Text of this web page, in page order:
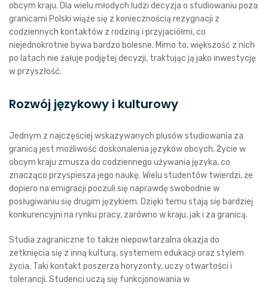
obcym kraju. Dla wielu młodych ludzi decyzja o studiowaniu poza
granicami Polski wiąże się z koniecznością rezygnacji z
codziennych kontaktów z rodziną i przyjaciółmi, co
niejednokrotnie bywa bardzo bolesne. Mimo to, większość z nich
po latach nie żałuje podjętej decyzji, traktując ją jako inwestycję
w przyszłość.
Rozwój językowy i kulturowy
Jednym z najczęściej wskazywanych plusów studiowania za
granicą jest możliwość doskonalenia języków obcych. Życie w
obcym kraju zmusza do codziennego używania języka, co
znacząco przyspiesza jego naukę. Wielu studentów twierdzi, że
dopiero na emigracji poczuli się naprawdę swobodnie w
posługiwaniu się drugim językiem. Dzięki temu stają się bardziej
konkurencyjni na rynku pracy, zarówno w kraju, jak i za granicą.
Studia zagraniczne to także niepowtarzalna okazja do
zetknięcia się z inną kulturą, systemem edukacji oraz stylem
życia. Taki kontakt poszerza horyzonty, uczy otwartości i
tolerancji. Studenci uczą się funkcjonowania w